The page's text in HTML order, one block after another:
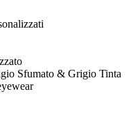
Sfumato & Grigio Tinta